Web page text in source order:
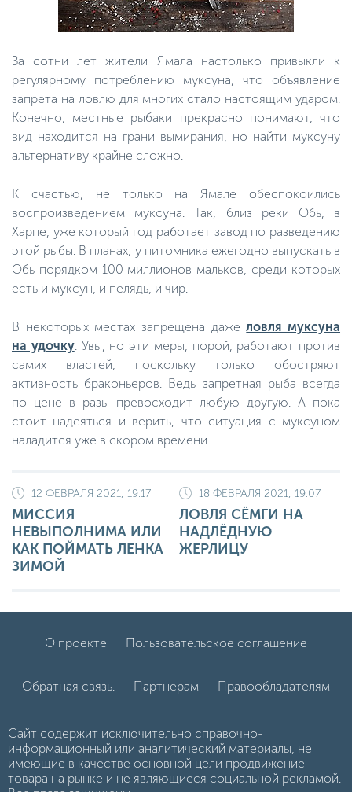
За сотни лет жители Ямала настолько привыкли к
регулярному потреблению муксуна, что объявление
запрета на ловлю для многих стало настоящим ударом.
Конечно, местные рыбаки прекрасно понимают, что
вид находится на грани вымирания, но найти муксуну
альтернативу крайне сложно.
К счастью, не только на Ямале обеспокоились
воспроизведением муксуна. Так, близ реки Обь, в
Харпе, уже который год работает завод по разведению
этой рыбы. В планах, у питомника ежегодно выпускать в
Обь порядком 100 миллионов мальков, среди которых
есть и муксун, и пелядь, и чир.
В некоторых местах запрещена дажеловля муксуна
на удочку. Увы, но эти меры, порой, работают против
самих властей, поскольку только обостряют
активность браконьеров. Ведь запретная рыба всегда
по цене в разы превосходит любую другую. А пока
стоит надеяться и верить, что ситуация с муксуном
наладится уже в скором времени.
12 ФЕВРАЛЯ 2021, 19:17
МИССИЯ
НЕВЫПОЛНИМА ИЛИ
КАК ПОЙМАТЬ ЛЕНКА
ЗИМОЙ
18 ФЕВРАЛЯ 2021, 19:07
ЛОВЛЯ СЁМГИ НА
НАДЛЁДНУЮ
ЖЕРЛИЦУ
О проекте Пользовательское соглашение
Обратная связь. Партнерам Правообладателям
Сайт содержит исключительно справочно-
информационный или аналитический материалы, не
имеющие в качестве основной цели продвижение
товара на рынке и не являющиеся социальной рекламой.